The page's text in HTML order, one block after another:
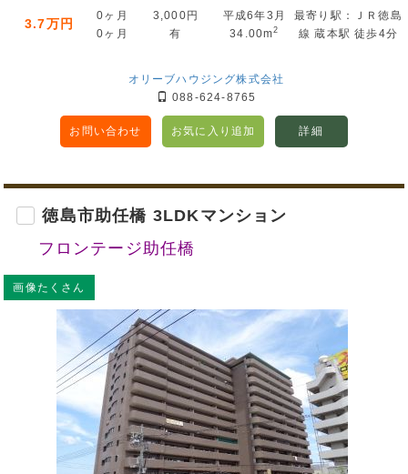
3.7万円
0ヶ月
0ヶ月
3,000円
有
平成6年3月
34.00m2
最寄り駅：ＪＲ徳島
線 蔵本駅 徒歩4分
オリーブハウジング株式会社
088-624-8765
お問い合わせ お気に入り追加 詳細
徳島市助任橋 3LDKマンション
フロンテージ助任橋
画像たくさん